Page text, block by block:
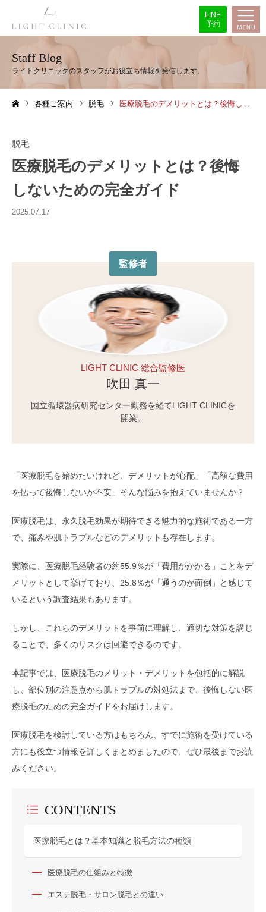
LINE
予約
Staff Blog
各種ご案内 脱毛 医療脱毛のデメリットとは？後悔しないための完全ガイド
脱毛
医療脱毛のデメリットとは？後悔
しないための完全ガイド
2025.07.17
監修者
LIGHT CLINIC 総合監修医
吹田 真一
国立循環器病研究センター勤務を経てLIGHT CLINICを
開業。
「医療脱毛を始めたいけれど、デメリットが心配」「高額な費用
を払って後悔しないか不安」そんな悩みを抱えていませんか？
医療脱毛は、永久脱毛効果が期待できる魅力的な施術である一方
で、痛みや肌トラブルなどのデメリットも存在します。
実際に、医療脱毛経験者の約55.9％が「費用がかかる」ことをデ
メリットとして挙げており、25.8％が「通うのが面倒」と感じて
いるという調査結果もあります。
しかし、これらのデメリットを事前に理解し、適切な対策を講じ
ることで、多くのリスクは回避できるのです。
本記事では、医療脱毛のメリット・デメリットを包括的に解説
し、部位別の注意点から肌トラブルの対処法まで、後悔しない医
療脱毛のための完全ガイドをお届けします。
医療脱毛を検討している方はもちろん、すでに施術を受けている
方にも役立つ情報を詳しくまとめましたので、ぜひ最後までお読
みください。
CONTENTS
医療脱毛とは？基本知識と脱毛方法の種類
医療脱毛の仕組みと特徴
エステ脱毛・サロン脱毛との違い